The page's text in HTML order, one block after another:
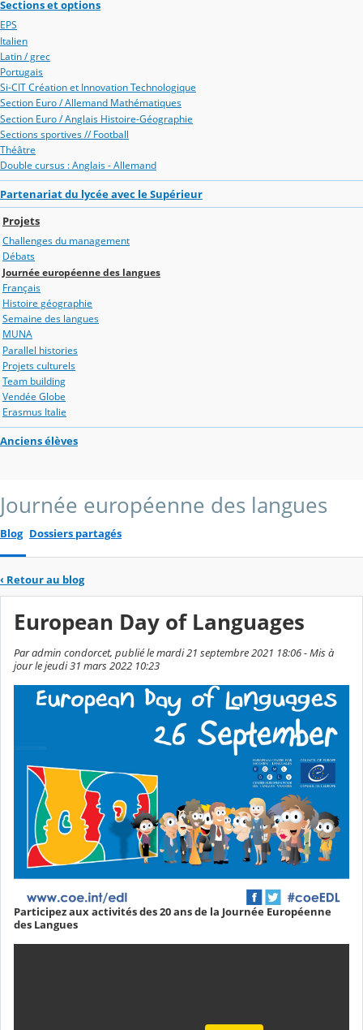
Sections et options
EPS
Italien
Latin / grec
Portugais
Si-CIT Création et Innovation Technologique
Section Euro / Allemand Mathématiques
Section Euro / Anglais Histoire-Géographie
Sections sportives // Football
Théâtre
Double cursus : Anglais - Allemand
Partenariat du lycée avec le Supérieur
Projets
Challenges du management
Débats
Journée européenne des langues
Français
Histoire géographie
Semaine des langues
MUNA
Parallel histories
Projets culturels
Team building
Vendée Globe
Erasmus Italie
Anciens élèves
Journée européenne des langues
Blog Dossiers partagés
‹ Retour au blog
European Day of Languages
Par admin condorcet, publié le mardi 21 septembre 2021 18:06 - Mis à
jour le jeudi 31 mars 2022 10:23
Participez aux activités des 20 ans de la Journée Européenne
des Langues